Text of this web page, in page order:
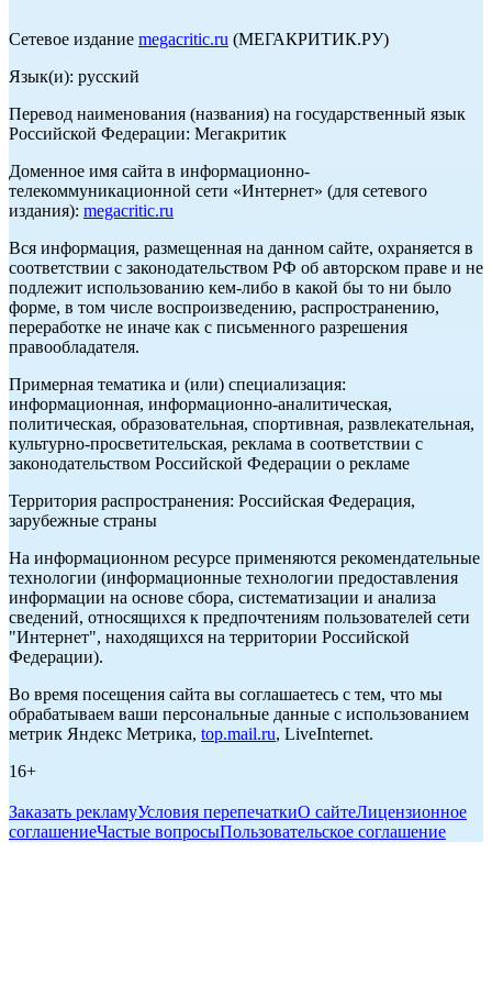
Сетевое издание megacritic.ru (МЕГАКРИТИК.РУ)
Язык(и): русский
Перевод наименования (названия) на государственный язык
Российской Федерации: Мегакритик
Доменное имя сайта в информационно-
телекоммуникационной сети «Интернет» (для сетевого
издания): megacritic.ru
Вся информация, размещенная на данном сайте, охраняется в
соответствии с законодательством РФ об авторском праве и не
подлежит использованию кем-либо в какой бы то ни было
форме, в том числе воспроизведению, распространению,
переработке не иначе как с письменного разрешения
правообладателя.
Примерная тематика и (или) специализация:
информационная, информационно-аналитическая,
политическая, образовательная, спортивная, развлекательная,
культурно-просветительская, реклама в соответствии с
законодательством Российской Федерации о рекламе
Территория распространения: Российская Федерация,
зарубежные страны
На информационном ресурсе применяются рекомендательные
технологии (информационные технологии предоставления
информации на основе сбора, систематизации и анализа
сведений, относящихся к предпочтениям пользователей сети
"Интернет", находящихся на территории Российской
Федерации).
Во время посещения сайта вы соглашаетесь с тем, что мы
обрабатываем ваши персональные данные с использованием
метрик Яндекс Метрика, top.mail.ru, LiveInternet.
16+
Заказать рекламуУсловия перепечаткиО сайтеЛицензионное
соглашениеЧастые вопросыПользовательское соглашение